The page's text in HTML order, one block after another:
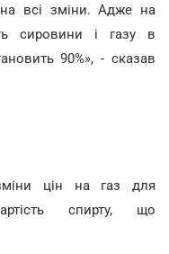
всі зміни. Адже на
сировини і газу в
90%», - сказав
цін на газ для
спирту, що